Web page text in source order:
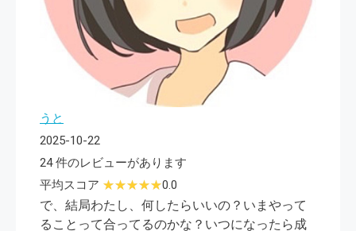
うと
2025-10-22
24 件のレビューがあります
平均スコア
0.0
で、結局わたし、何したらいいの？いまやって
ることって合ってるのかな？いつになったら成